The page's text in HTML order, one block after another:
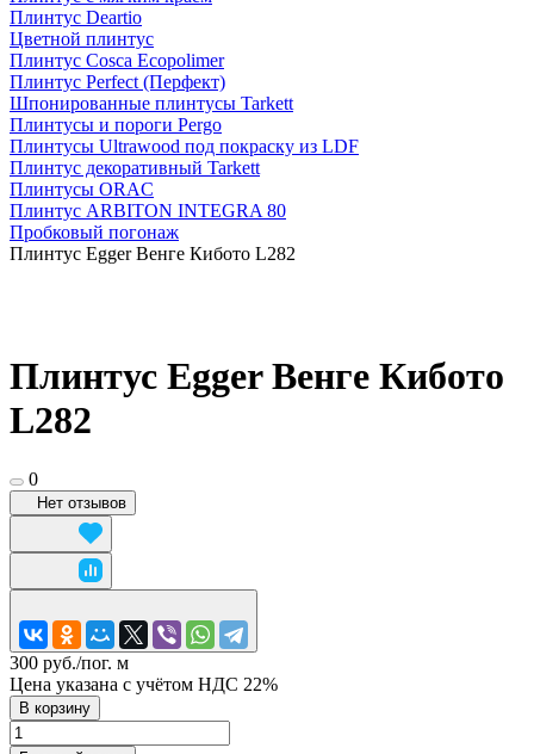
Плинтус Deartio
Цветной плинтус
Плинтус Cosca Ecopolimer
Плинтус Perfect (Перфект)
Шпонированные плинтусы Tarkett
Плинтусы и пороги Pergo
Плинтусы Ultrawood под покраску из LDF
Плинтус декоративный Tarkett
Плинтусы ORAC
Плинтус ARBITON INTEGRA 80
Пробковый погонаж
Плинтус Egger Венге Кибото L282
Плинтус Egger Венге Кибото
L282
0
Нет отзывов
300 руб./пог. м
Цена указана с учётом НДС 22%
В корзину